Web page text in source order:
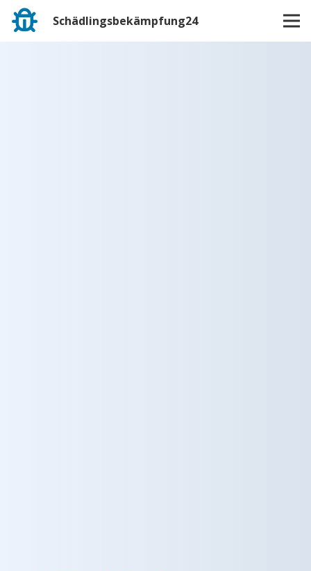
Schädlingsbekämpfung24